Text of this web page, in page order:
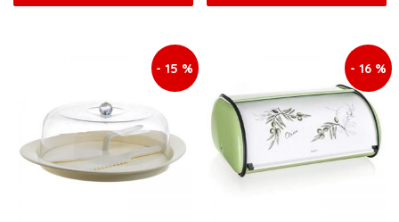
je:
199,75 KM.
je:
- 15 % - 16 %